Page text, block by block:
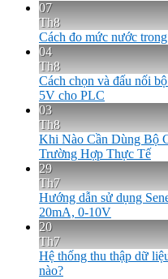
07
Th8
Cách đo mức nước
04
Th8
Cách chọn và đấu nối
5V cho PLC
03
Th8
Khi Nào Cần Dùng Bộ
Trường Hợp Thực Tế
29
Th7
Hướng dẫn sử dụng
20mA, 0-10V
20
Th7
Hệ thống thu thập dữ
nào?